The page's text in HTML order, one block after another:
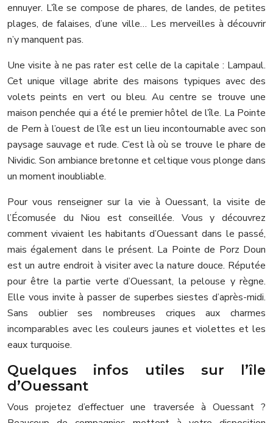
ennuyer. L’île se compose de phares, de landes, de petites
plages, de falaises, d’une ville… Les merveilles à découvrir
n’y manquent pas.
Une visite à ne pas rater est celle de la capitale : Lampaul.
Cet unique village abrite des maisons typiques avec des
volets peints en vert ou bleu. Au centre se trouve une
maison penchée qui a été le premier hôtel de l’île. La Pointe
de Pern à l’ouest de l’île est un lieu incontournable avec son
paysage sauvage et rude. C’est là où se trouve le phare de
Nividic. Son ambiance bretonne et celtique vous plonge dans
un moment inoubliable.
Pour vous renseigner sur la vie à Ouessant, la visite de
l’Écomusée du Niou est conseillée. Vous y découvrez
comment vivaient les habitants d’Ouessant dans le passé,
mais également dans le présent. La Pointe de Porz Doun
est un autre endroit à visiter avec la nature douce. Réputée
pour être la partie verte d’Ouessant, la pelouse y règne.
Elle vous invite à passer de superbes siestes d’après-midi.
Sans oublier ses nombreuses criques aux charmes
incomparables avec les couleurs jaunes et violettes et les
eaux turquoise.
Quelques infos utiles sur l’île
d’Ouessant
Vous projetez d’effectuer une traversée à Ouessant ?